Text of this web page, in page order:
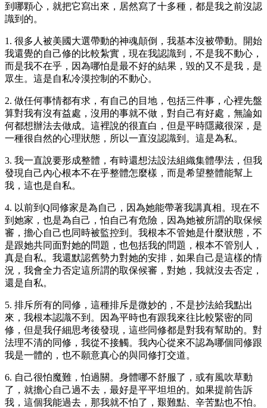
到哪顆心，就把它寫出來，居然寫了十多種，都是我之前沒認
識到的。
1. 很多人被美國大選帶動的神魂顛倒，我基本沒被帶動。開始
我還覺的自己修的比較紮實，現在我認識到，不是我不動心，
而是我不在乎，因為哪怕是最不好的結果，毀的又不是我，是
眾生。這是自私冷漠控制的不動心。
2. 做任何事情都有求，有自己的目地，包括三件事，心裡先盤
算對我有沒有益處，沒用的事就不做，對自己有好處，無論如
何都想辦法去做成。這裡說的很直白，但是平時隱藏很深，是
一種很自然的心理狀態，所以一直沒認識到。這是為私。
3. 我一直說要形成整體，有時還想法設法組織集體學法，但我
發現自己內心根本不在乎整體怎麼樣，而是希望整體能幫上
我，這也是自私。
4. 以前到Q同修家是為自己，因為她能帶著我講真相。現在不
到她家，也是為自己，怕自己有危險，因為她被所謂的取保候
審，擔心自己也同時被監控到。我根本不管她是什麼狀態，不
是跟她共同面對她的問題，也包括我的問題，根本不管別人，
真是自私。我還默認舊勢力對她的安排，如果自己是這樣的情
況，我會全力否定這所謂的取保候審，對她，我就沒去否定，
還是自私。
5. 排斥所有的同修，這種排斥是微妙的，不是抄法給我點出
來，我根本認識不到。因為平時也有跟我來往比較緊密的同
修，但是我仔細思考後發現，這些同修都是對我有幫助的。對
法理不清的同修，我從不接觸。我內心從來不認為哪個同修跟
我是一體的，也不願意真心的與同修打交道。
6. 自己很怕魔難，怕過關。身體哪不舒服了，或有風吹草動
了，就擔心自己過不去，最好是平平坦坦的。如果提前告訴
我，這個我能過去，那我就不怕了，艱難點、辛苦點也不怕。